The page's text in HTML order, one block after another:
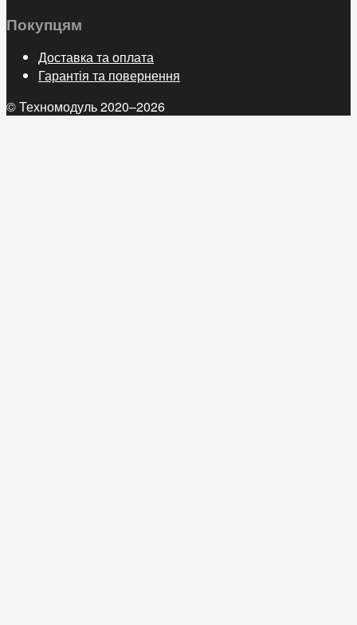
Покупцям
Доставка та оплата
Гарантія та повернення
© Техномодуль 2020–2026